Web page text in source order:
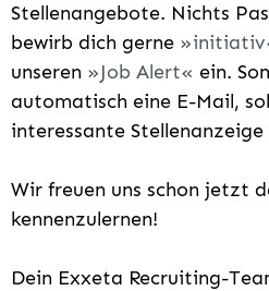
Stellenangebote. Nichts
bewirb dich gerne
initiativ
unseren
Job Alert
ein.
automatisch eine E-Mail,
interessante
Wir freuen uns schon jetzt
kennenzulernen!
Dein Exxeta Recruiting-